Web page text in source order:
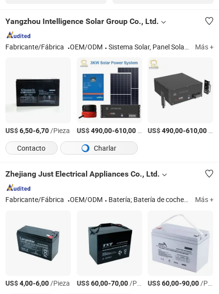
Yangzhou Intelligence Solar Group Co., Ltd.
Fabricante/Fábrica OEM/ODM Sistema Solar, Panel Solar, Batería de Litio, Batería de Gel, Luz Solar de Calle Más +
US$6,50-6,70/Pieza US$490,00-610,00/Pieza US$490,00-610,00
Contacto
Charlar
Zhejiang Just Electrical Appliances Co., Ltd.
Fabricante/Fábrica OEM/ODM Batería; Batería de coche; Batería de UPS; Batería de plomo-ácido; Batería solar Más +
US$4,00-6,00/Pieza US$60,00-70,00/Pieza US$60,00-90,00/Pieza